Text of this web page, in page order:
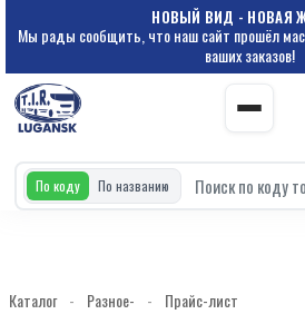
НОВЫЙ ВИД - НОВАЯ
Мы рады сообщить, что наш сайт прошёл
ваших заказов!
По коду По названию
Каталог - Разное- - Прайс-лист